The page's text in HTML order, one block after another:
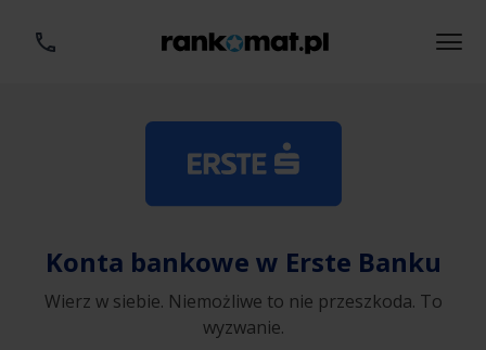
Konta bankowe w Erste Banku
Wierz w siebie. Niemożliwe to nie przeszkoda. To
wyzwanie.